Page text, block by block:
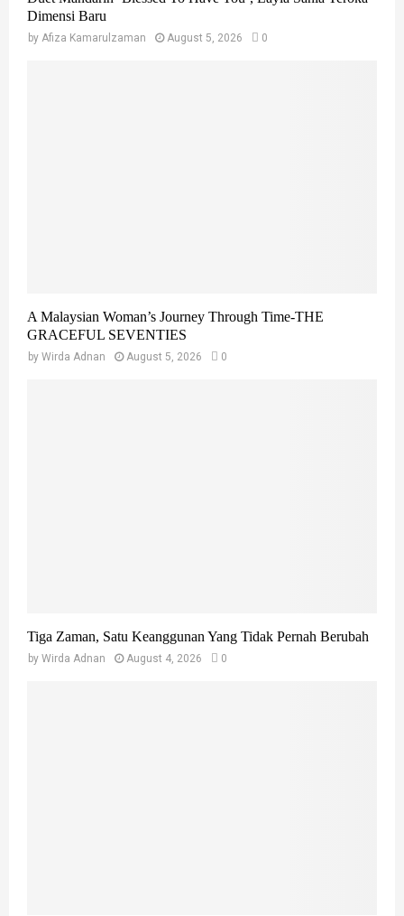
Dimensi Baru
by Afiza Kamarulzaman August 5, 2026 0
A Malaysian Woman’s Journey Through Time-THE
GRACEFUL SEVENTIES
by Wirda Adnan August 5, 2026 0
Tiga Zaman, Satu Keanggunan Yang Tidak Pernah Berubah
by Wirda Adnan August 4, 2026 0